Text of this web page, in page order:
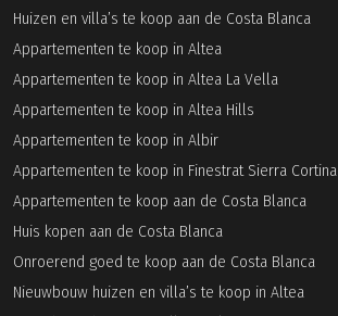
Huizen en villa’s te koop aan de Costa Blanca
Appartementen te koop in Altea
Appartementen te koop in Altea La Vella
Appartementen te koop in Altea Hills
Appartementen te koop in Albir
Appartementen te koop in Finestrat Sierra Cortina
Appartementen te koop aan de Costa Blanca
Huis kopen aan de Costa Blanca
Onroerend goed te koop aan de Costa Blanca
Nieuwbouw huizen en villa’s te koop in Altea